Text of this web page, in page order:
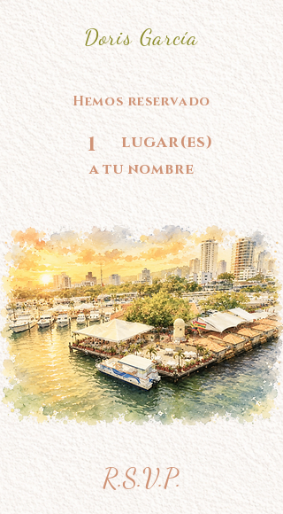
Doris García
Hemos reservado
1 lugar(es)
a tu nombre
R.S.V.P.